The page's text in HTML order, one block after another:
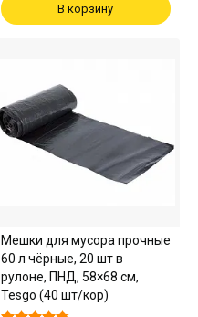
В корзину
Мешки для мусора прочные
60 л чёрные, 20 шт в
рулоне, ПНД, 58×68 см,
Tesgo (40 шт/кор)